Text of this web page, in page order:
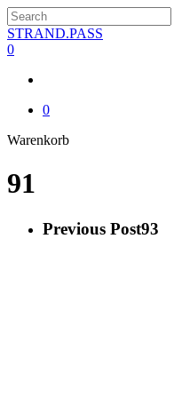
Skip
to
main
Close
Search
STRAND.PASS
0
0
WarenkorbClose
91
Previous Post93